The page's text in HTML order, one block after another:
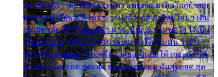
และต้องรู้ว่า เด็กใต้ไม่ธรรมดา แต่สุดยอด เดินโยกย้ายเย
ยวน กวนโอ๊ยพอได้ เพราะว่านุ่งลีวายส์ ตัวใหม่ใส่มา เดิน
เข้ามหาลัย จิ๊กโก๊มองหน้า ท่าจะมีปัญหา ไม่พอใจ ได้เป็น
เรื่องแน่นอน แต่ฉันไม่หวั่น เลยแหลงใต้ถามมัน ว่ามัน
พรั่นพรือ มันตอบว่าไม่พรื่อ เปลี่ยนเป็นยิ้มให้ เจอะเด็กใต้
ด้วยกัน ก็เลยรอด สุดยอด สุดยอด สุดยอด มันสุดยอด สุด